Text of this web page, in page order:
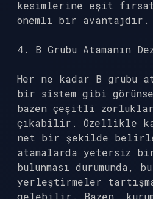
kesimlerine eşit
önemli bir avantajdır.
4. B Grubu Atamanın
Her ne kadar B grubu
bir sistem gibi görünse
bazen çeşitli
çıkabilir. Özellikle
net bir şekilde
atamalarda yetersiz
bulunması durumunda,
yerleştirmeler
gelebilir. Bazen,